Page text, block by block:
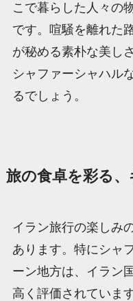
こで暮らした人々の
です。喧騒を離れた
が秘める素朴な美し
シャファーシャハル
るでしょう。
旅の食卓を彩る
イラン旅行の楽しみ
あります。特にシャ
ーン地方は、イラン
高く評価されていま